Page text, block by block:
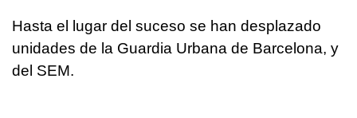
Hasta el lugar del suceso se han desplazado
unidades de la Guardia Urbana de Barcelona, y
del SEM.